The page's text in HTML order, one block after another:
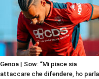
Genoa | Sow: “Mi piace sia
attaccare che difendere, ho